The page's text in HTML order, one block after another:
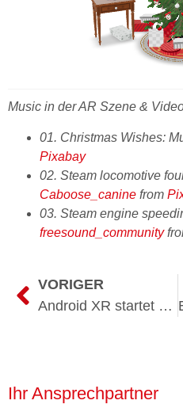
Music in der AR Szene &
01. Christmas Wishes:
Pixabay
02. Steam locomotive
Caboose_canine from
03. Steam engine
freesound_community
VORIGER
Android XR startet – alle PausAR Viewer 3D & AR-Erlebnisse sind sofort einsatzbereit
Ihr Ansprechpartner